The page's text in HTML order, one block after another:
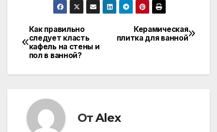
Навигация
по
записям
Керамическая
плитка для ванной
Как правильно
следует класть
кафель на стены и
пол в ванной?
ОтAlex